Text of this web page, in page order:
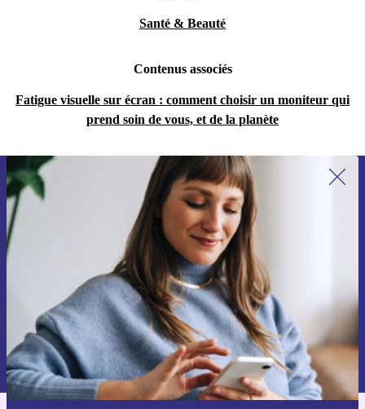
Santé & Beauté
Contenus associés
Fatigue visuelle sur écran : comment choisir un moniteur qui
prend soin de vous, et de la planète
Recevoir offres et infos de refurbed
par mail
Ne manquez plus aucune offre.
S'inscrire
Retrouvez les informations sur l'utilisation des données personnelles
dans notre
politique de confidentialité.